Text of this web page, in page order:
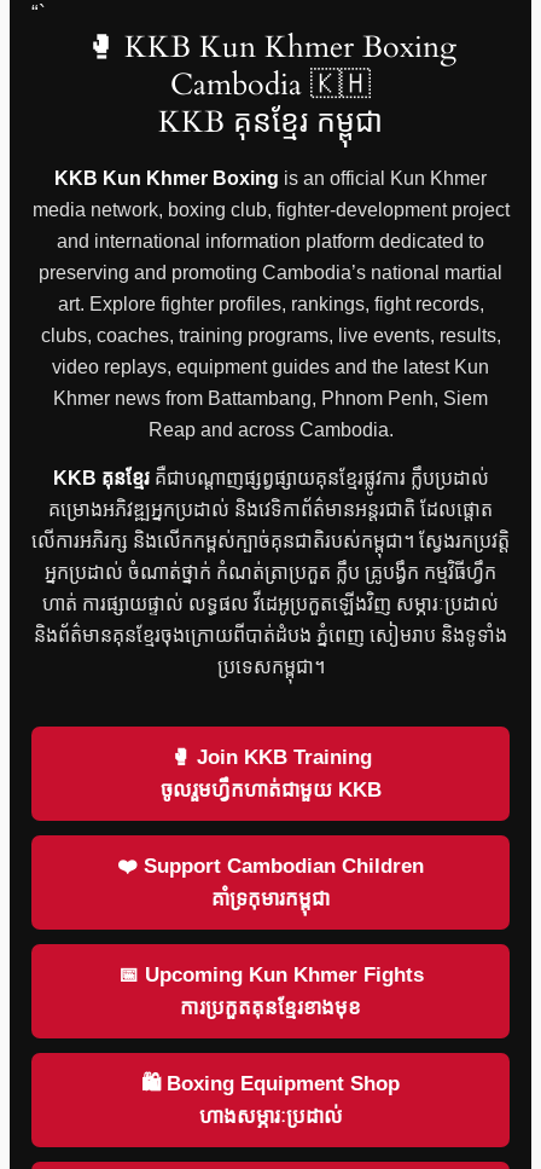
“`
🥊 KKB Kun Khmer Boxing
Cambodia 🇰🇭
KKB គុនខ្មែរ កម្ពុជា
KKB Kun Khmer Boxing is an official Kun Khmer
media network, boxing club, fighter-development project
and international information platform dedicated to
preserving and promoting Cambodia’s national martial
art. Explore fighter profiles, rankings, fight records,
clubs, coaches, training programs, live events, results,
video replays, equipment guides and the latest Kun
Khmer news from Battambang, Phnom Penh, Siem
Reap and across Cambodia.
KKB គុនខ្មែរគឺជាបណ្តាញផ្សព្វផ្សាយគុនខ្មែរផ្លូវការ ក្លឹបប្រដាល់
គម្រោងអភិវឌ្ឍអ្នកប្រដាល់ និងវេទិកាព័ត៌មានអន្តរជាតិ ដែលផ្តោត
លើការអភិរក្ស និងលើកកម្ពស់ក្បាច់គុនជាតិរបស់កម្ពុជា។ ស្វែងរកប្រវត្តិ
អ្នកប្រដាល់ ចំណាត់ថ្នាក់ កំណត់ត្រាប្រកួត ក្លឹប គ្រូបង្វឹក កម្មវិធីហ្វឹក
ហាត់ ការផ្សាយផ្ទាល់ លទ្ធផល វីដេអូប្រកួតឡើងវិញ សម្ភារៈប្រដាល់
និងព័ត៌មានគុនខ្មែរចុងក្រោយពីបាត់ដំបង ភ្នំពេញ សៀមរាប និងទូទាំង
ប្រទេសកម្ពុជា។
🥊 Join KKB Training
ចូលរួមហ្វឹកហាត់ជាមួយ KKB
❤️ Support Cambodian Children
គាំទ្រកុមារកម្ពុជា
📅 Upcoming Kun Khmer Fights
ការប្រកួតគុនខ្មែរខាងមុខ
🛍 Boxing Equipment Shop
ហាងសម្ភារៈប្រដាល់